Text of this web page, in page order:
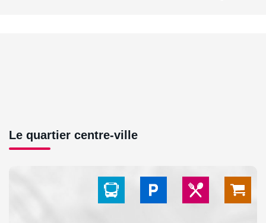
Le quartier centre-ville